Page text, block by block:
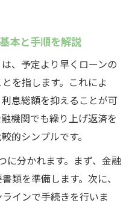
本と手順を解説
、予定より早くローンの
を指します。これによ
息総額を抑えることが可
機関でも繰り上げ返済を
的シンプルです。
に分かれます。まず、金融
類を準備します。次に、
インで手続きを行いま